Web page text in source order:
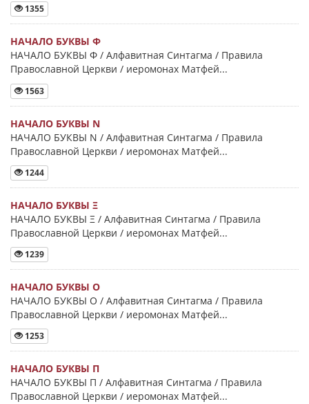
1355
НАЧАЛО БУКВЫ Φ
НАЧАЛО БУКВЫ Φ / Алфавитная Синтагма / Правила
Православной Церкви / иеромонах Матфей...
1563
НАЧАЛО БУКВЫ Ν
НАЧАЛО БУКВЫ Ν / Алфавитная Синтагма / Правила
Православной Церкви / иеромонах Матфей...
1244
НАЧАЛО БУКВЫ Ξ
НАЧАЛО БУКВЫ Ξ / Алфавитная Синтагма / Правила
Православной Церкви / иеромонах Матфей...
1239
НАЧАЛО БУКВЫ Ο
НАЧАЛО БУКВЫ Ο / Алфавитная Синтагма / Правила
Православной Церкви / иеромонах Матфей...
1253
НАЧАЛО БУКВЫ Π
НАЧАЛО БУКВЫ Π / Алфавитная Синтагма / Правила
Православной Церкви / иеромонах Матфей...